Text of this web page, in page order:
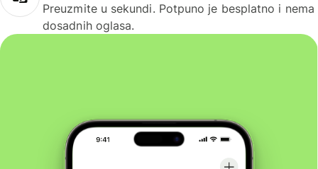
Preuzmite u sekundi. Potpuno je besplatno i nema
dosadnih oglasa.